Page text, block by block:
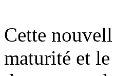
Cette
maturité et